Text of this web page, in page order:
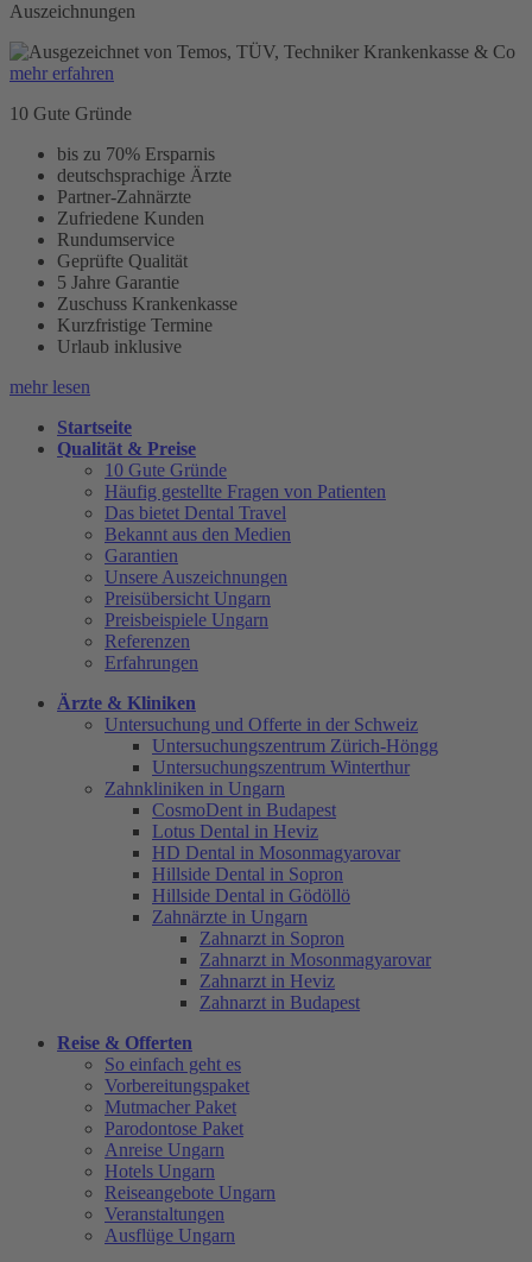
Auszeichnungen
mehr erfahren
10 Gute Gründe
bis zu 70% Ersparnis
deutschsprachige Ärzte
Partner-Zahnärzte
Zufriedene Kunden
Rundumservice
Geprüfte Qualität
5 Jahre Garantie
Zuschuss Krankenkasse
Kurzfristige Termine
Urlaub inklusive
mehr lesen
Startseite
Qualität & Preise
10 Gute Gründe
Häufig gestellte Fragen von Patienten
Das bietet Dental Travel
Bekannt aus den Medien
Garantien
Unsere Auszeichnungen
Preisübersicht Ungarn
Preisbeispiele Ungarn
Referenzen
Erfahrungen
Ärzte & Kliniken
Untersuchung und Offerte in der Schweiz
Untersuchungszentrum Zürich-Höngg
Untersuchungszentrum Winterthur
Zahnkliniken in Ungarn
CosmoDent in Budapest
Lotus Dental in Heviz
HD Dental in Mosonmagyarovar
Hillside Dental in Sopron
Hillside Dental in Gödöllö
Zahnärzte in Ungarn
Zahnarzt in Sopron
Zahnarzt in Mosonmagyarovar
Zahnarzt in Heviz
Zahnarzt in Budapest
Reise & Offerten
So einfach geht es
Vorbereitungspaket
Mutmacher Paket
Parodontose Paket
Anreise Ungarn
Hotels Ungarn
Reiseangebote Ungarn
Veranstaltungen
Ausflüge Ungarn